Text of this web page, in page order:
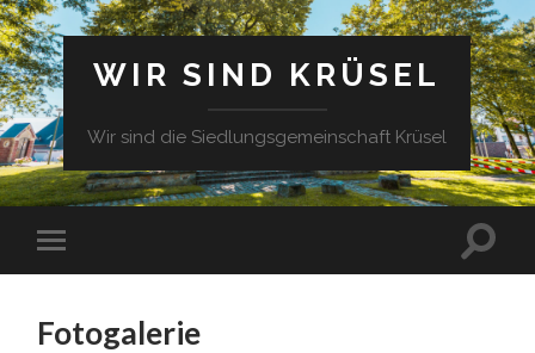
WIR SIND KRÜSEL
Wir sind die Siedlungsgemeinschaft Krüsel
Fotogalerie